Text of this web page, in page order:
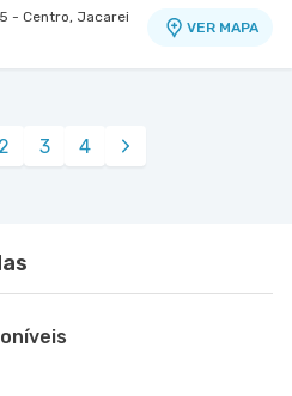
- Centro, Jacarei
VER MAPA
2 3 4